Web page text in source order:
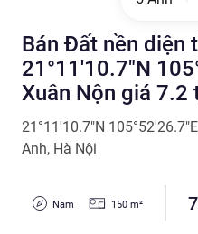
Bán Đất nền diện
21°11'10.7"N
Xuân Nộn giá 7.2
21°11'10.7"N 105°52'26.7"E
Anh, Hà Nội
Nam 150 m²